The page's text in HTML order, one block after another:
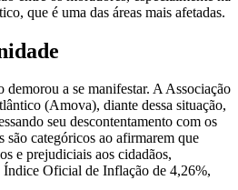
que é uma das áreas mais afetadas.
demorou a se manifestar. A Associação
(Amova), diante dessa situação,
seu descontentamento com os
são categóricos ao afirmarem que
e prejudiciais aos cidadãos,
Índice Oficial de Inflação de 4,26%,